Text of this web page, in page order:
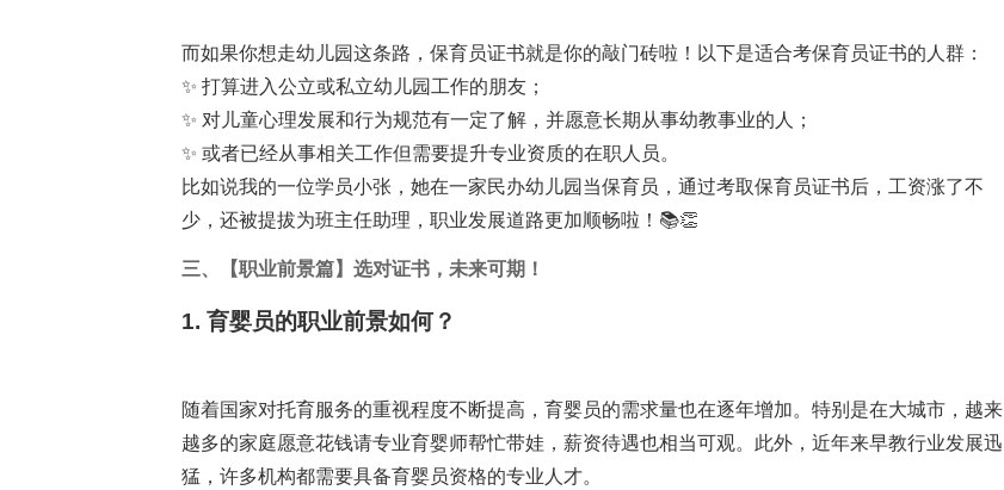
而如果你想走幼儿园这条路，保育员证书就是你的敲门砖啦！以下是适合考保育员证书的人群：
✨ 打算进入公立或私立幼儿园工作的朋友；
✨ 对儿童心理发展和行为规范有一定了解，并愿意长期从事幼教事业的人；
✨ 或者已经从事相关工作但需要提升专业资质的在职人员。
比如说我的一位学员小张，她在一家民办幼儿园当保育员，通过考取保育员证书后，工资涨了不
少，还被提拔为班主任助理，职业发展道路更加顺畅啦！📚👏
三、【职业前景篇】选对证书，未来可期！
1. 育婴员的职业前景如何？
随着国家对托育服务的重视程度不断提高，育婴员的需求量也在逐年增加。特别是在大城市，越来
越多的家庭愿意花钱请专业育婴师帮忙带娃，薪资待遇也相当可观。此外，近年来早教行业发展迅
猛，许多机构都需要具备育婴员资格的专业人才。